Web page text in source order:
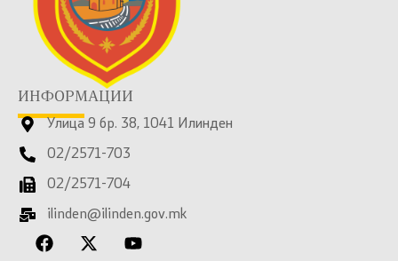
ИНФОРМАЦИИ
Улица 9 бр. 38, 1041 Илинден
02/2571-703
02/2571-704
ilinden@ilinden.gov.mk